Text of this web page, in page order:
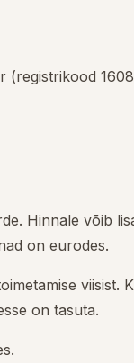
(registrikood
Hinnale võib
on eurodes.
viisist.
on tasuta.